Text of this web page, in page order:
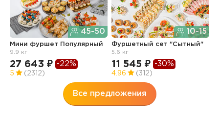
45-50
Мини фуршет Популярный
9.9 кг
27 643 ₽ -22%
5 (2312)
10-15
Фуршетный сет "Сытный"
5.6 кг
11 545 ₽ -30%
4.96 (312)
Все предложения